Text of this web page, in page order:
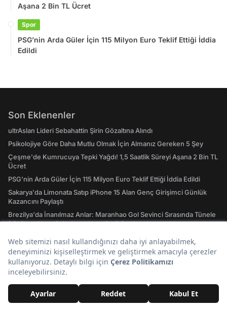
Aşana 2 Bin TL Ücret
Spor
PSG’nin Arda Güler İçin 115 Milyon Euro Teklif Ettiği İddia
Edildi
Son Eklenenler
ultrAslan Lideri Sebahattin Şirin Gözaltına Alındı
Psikolojiye Göre Daha Mutlu Olmak İçin Almanız Gereken 5 Şey
Çeşme'de Kumrucuya Tepki Yağdı! 1,5 Saatlik Süreyi Aşana 2 Bin TL
Ücret
PSG’nin Arda Güler İçin 115 Milyon Euro Teklif Ettiği İddia Edildi
Sakarya'da Limonata Satıp iPhone 15 Alan Genç Girişimci Günlük
Kazancını Paylaştı
Brezilya'da İnanılmaz Anlar: Maranhao Gol Sevinci Sırasında Tünele
Düşünce Hem Sakatlandı Hem Golü Sayılmadı
Günün Popüler Başlıkları
Sokak Röportajında Gurbetçi Türkiye ile Avrupa'yı Kıyasladı:
"Türkiye’deki Yolların Çoğu Avrupa’da Yok"
Uzun Süredir Kanserle Mücadele Eden Şarkıcı Cansever Hayatını
Kaybetti